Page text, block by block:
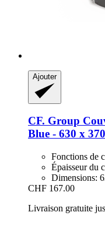
Ajouter
CF. Group
Blue -​ 630 x
Fonctions de
Épaisseur du
Dimensions:
CHF 167.00
Livraison gratuite